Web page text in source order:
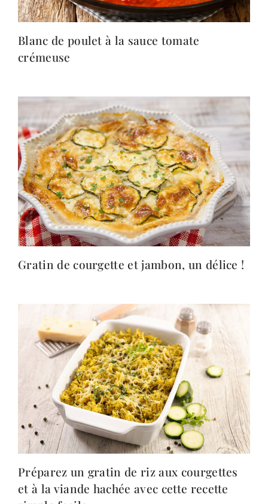
Blanc de poulet à la sauce tomate
crémeuse
Gratin de courgette et jambon, un délice !
Préparez un gratin de riz aux courgettes
et à la viande hachée avec cette recette